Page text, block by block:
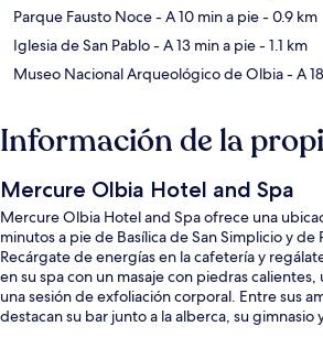
Parque Fausto Noce- A 10 min a pie- 0.9 km
Iglesia de San Pablo- A 13 min a pie- 1.1 km
Museo Nacional Arqueológico de Olbia- A
Información de la
Mercure Olbia Hotel and Spa
Mercure Olbia Hotel and Spa ofrece una
minutos a pie de Basílica de San Simplicio y de
Recárgate de energías en la cafetería y
en su spa con un masaje con piedras
una sesión de exfoliación corporal. Entre sus
destacan su bar junto a la alberca, su gimnasio